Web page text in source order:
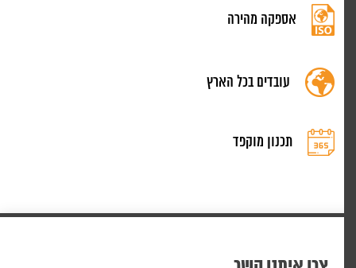
אספקה מהירה
עובדים בכל הארץ
תכנון מוקפד